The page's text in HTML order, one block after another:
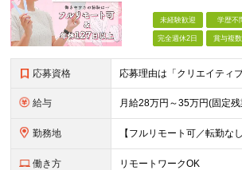
未経験歓迎 学歴不
完全週休2日 賞与複数
応募資格
給与
勤務地
働き方 リモートワークOK